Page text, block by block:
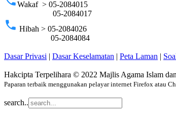
Wakaf > 05-2084015
05-2084017
phone Hibah > 05-2084026
05-2084084
Dasar Privasi | Dasar Keselamatan | Peta Laman |
Hakcipta Terpelihara © 2022 Majlis Agama Islam
Paparan terbaik menggunakan pelayar internet Firefox atau
search..